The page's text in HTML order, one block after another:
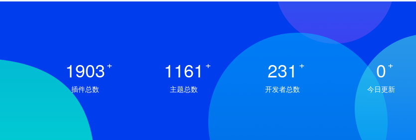
1903+
插件总数
1161 +
主题总数
231 +
开发者总数
0+
今日更新